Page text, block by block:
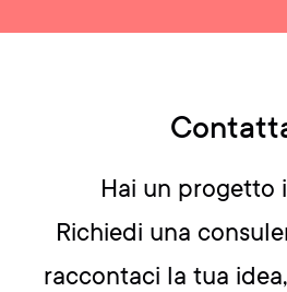
Hai un progetto
Richiedi una
raccontaci la tua